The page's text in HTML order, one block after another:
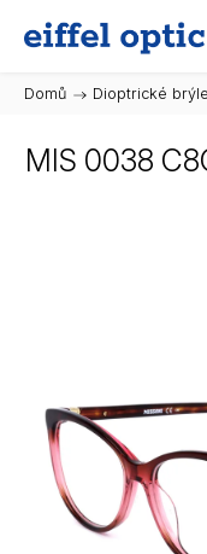
Domů / Dioptrické brýle
MIS 0038